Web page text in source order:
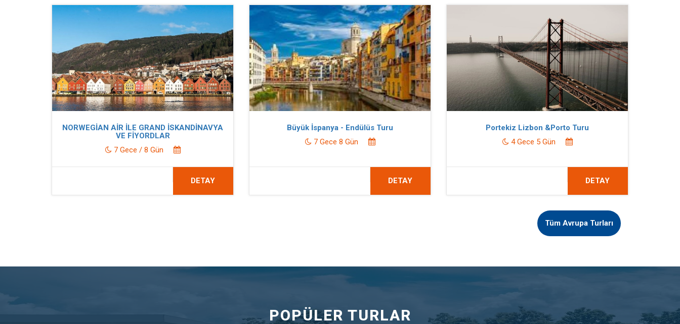
NORWEGİAN AİR İLE GRAND İSKANDİNAVYA
VE FİYORDLAR
7 Gece / 8 Gün
DETAY
Büyük İspanya - Endülüs Turu
7 Gece 8 Gün
DETAY
Portekiz Lizbon &Porto Turu
4 Gece 5 Gün
DETAY
Tüm Avrupa Turları
POPÜLER TURLAR